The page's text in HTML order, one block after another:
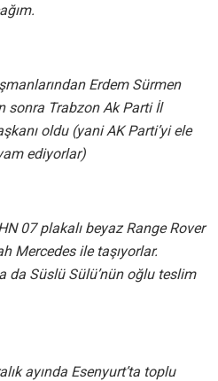
Erdem Sürmen
sonra Trabzon Ak Parti İl
oldu (yani AK Parti’yi ele
ediyorlar)
07 plakalı beyaz Range Rover
Mercedes ile taşıyorlar.
da Süslü Sülü’nün oğlu teslim
ayında Esenyurt’ta toplu